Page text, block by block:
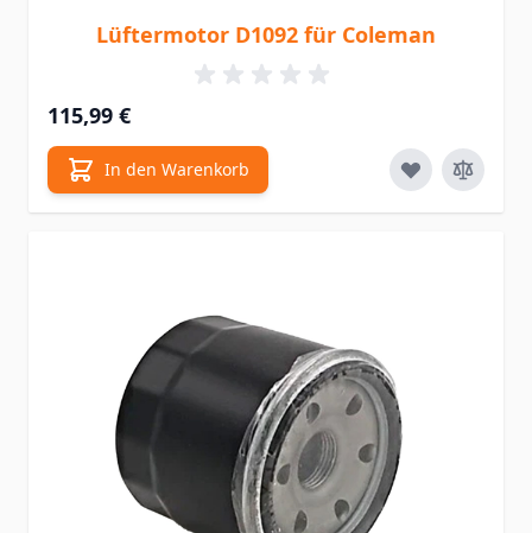
Lüftermotor D1092 für Coleman
115,99 €
In den Warenkorb